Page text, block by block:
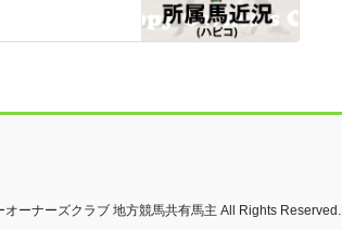
ーナーズクラブ 地方競馬共有馬主 All Rights Reserved.